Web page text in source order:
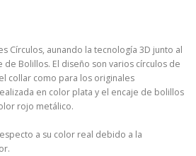
Círculos, aunando la tecnología 3D junto al
Bolillos. El diseño son varios círculos de
collar como para los originales
en color plata y el encaje de bolillos
rojo metálico.
a su color real debido a la